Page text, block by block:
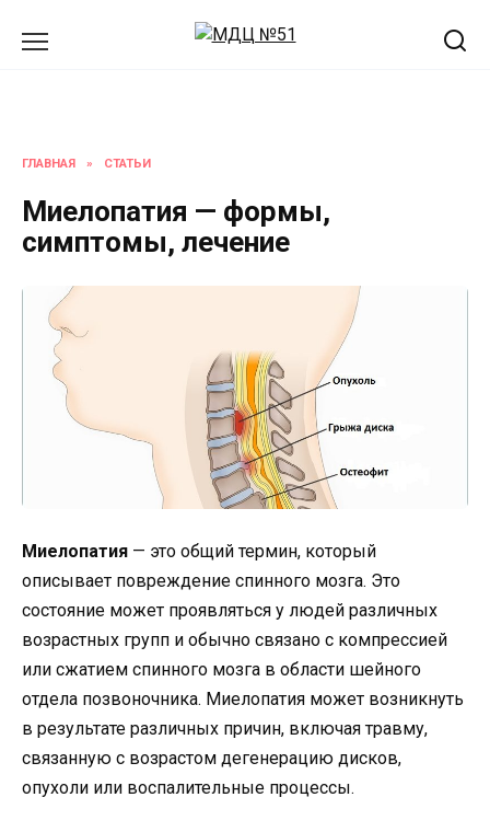
ГЛАВНАЯ » СТАТЬИ
Миелопатия — формы,
симптомы, лечение
Миелопатия — это общий термин, который
описывает повреждение спинного мозга. Это
состояние может проявляться у людей различных
возрастных групп и обычно связано с компрессией
или сжатием спинного мозга в области шейного
отдела позвоночника. Миелопатия может возникнуть
в результате различных причин, включая травму,
связанную с возрастом дегенерацию дисков,
опухоли или воспалительные процессы.